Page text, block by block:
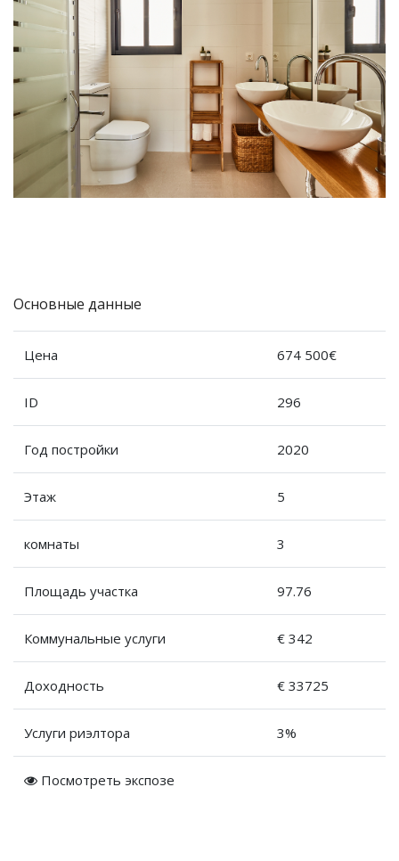
Основные данные
Цена 674 500€
ID 296
Год постройки 2020
Этаж 5
комнаты 3
Площадь участка 97.76
Коммунальные услуги € 342
Доходность € 33725
Услуги риэлтора 3%
Посмотреть экспозе